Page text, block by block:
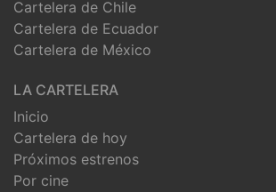
Cartelera de Chile
Cartelera de Ecuador
Cartelera de México
LA CARTELERA
Inicio
Cartelera de hoy
Próximos estrenos
Por cine